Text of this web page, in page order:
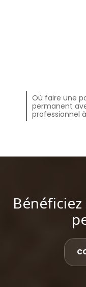
Où faire une
permanent
professionnel